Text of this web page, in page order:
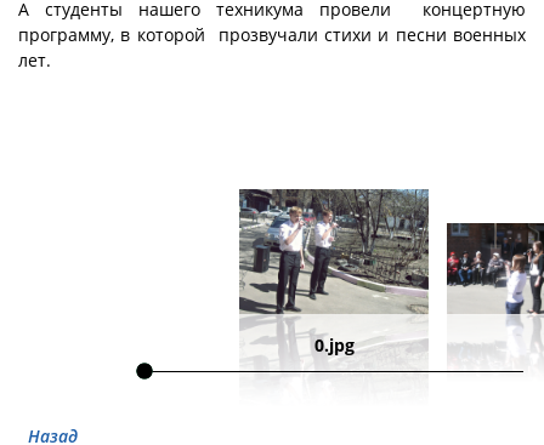
А студенты нашего техникума провели концертную
программу, в которой прозвучали стихи и песни военных
лет.
0.jpg
Назад